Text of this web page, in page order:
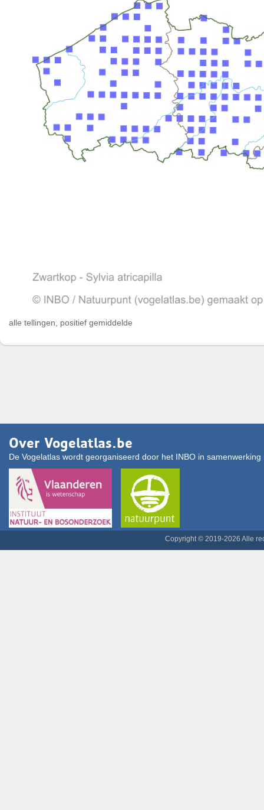
alle tellingen, positief gemiddelde
Over Vogelatlas.be
De Vogelatlas wordt georganiseerd door het INBO in
Copyright © 2019-2026 Alle